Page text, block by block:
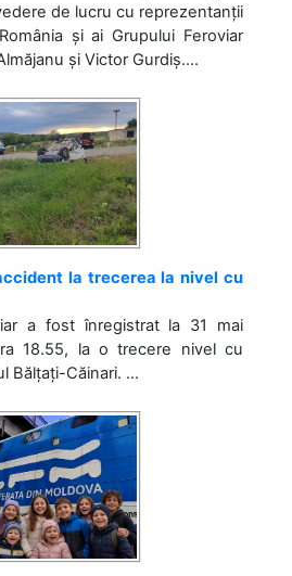
de lucru cu reprezentanții
și ai Grupului Feroviar
și Victor Gurdiș....
la trecerea la nivel cu
a fost înregistrat la 31 mai
18.55, la o trecere nivel cu
Bălțați-Căinari. ...